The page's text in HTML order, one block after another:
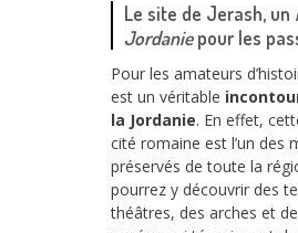
Le site de Jerash, un
Jordaniepour les
Pour les amateurs
est un véritable
la Jordanie. En effet,
cité romaine est l’un des
préservés de toute la
pourrez y découvrir des
théâtres, des arches et